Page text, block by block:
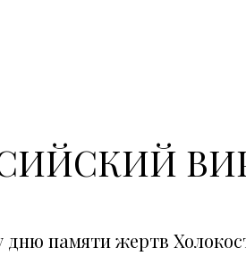
памяти жертв